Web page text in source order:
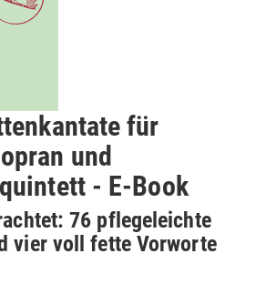
für
und
- E-Book
76 pflegeleichte
vier voll fette Vorworte